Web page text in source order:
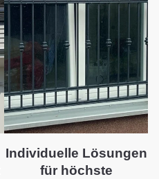
Individuelle Lösungen
für höchste